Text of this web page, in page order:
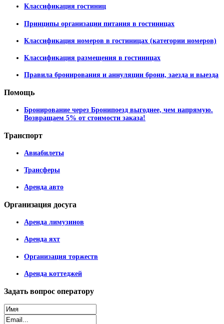
Классификация гостиниц
Принципы организации питания в гостиницах
Классификация номеров в гостиницах (категории номеров)
Классификация размещения в гостиницах
Правила бронирования и аннуляции брони, заезда и выезда
Помощь
Бронирование через Бронипоезд выгоднее, чем напрямую.
Возвращаем 5% от стоимости заказа!
Транспорт
Авиабилеты
Трансферы
Аренда авто
Организация досуга
Аренда лимузинов
Аренда яхт
Организация торжеств
Аренда коттеджей
Задать вопрос оператору